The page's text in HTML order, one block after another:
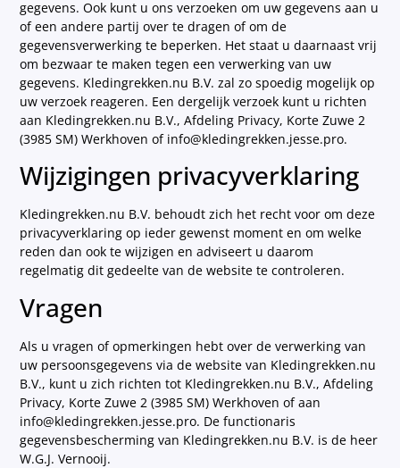
gegevens. Ook kunt u ons verzoeken om uw gegevens aan u
of een andere partij over te dragen of om de
gegevensverwerking te beperken. Het staat u daarnaast vrij
om bezwaar te maken tegen een verwerking van uw
gegevens. Kledingrekken.nu B.V. zal zo spoedig mogelijk op
uw verzoek reageren. Een dergelijk verzoek kunt u richten
aan Kledingrekken.nu B.V., Afdeling Privacy, Korte Zuwe 2
(3985 SM) Werkhoven of info@kledingrekken.jesse.pro.
Wijzigingen privacyverklaring
Kledingrekken.nu B.V. behoudt zich het recht voor om deze
privacyverklaring op ieder gewenst moment en om welke
reden dan ook te wijzigen en adviseert u daarom
regelmatig dit gedeelte van de website te controleren.
Vragen
Als u vragen of opmerkingen hebt over de verwerking van
uw persoonsgegevens via de website van Kledingrekken.nu
B.V., kunt u zich richten tot Kledingrekken.nu B.V., Afdeling
Privacy, Korte Zuwe 2 (3985 SM) Werkhoven of aan
info@kledingrekken.jesse.pro. De functionaris
gegevensbescherming van Kledingrekken.nu B.V. is de heer
W.G.J. Vernooij.